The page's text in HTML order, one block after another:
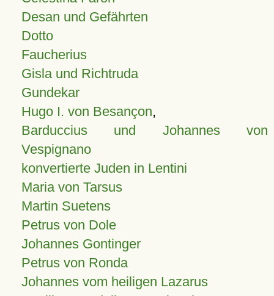
Desan und Gefährten
Dotto
Faucherius
Gisla und Richtruda
Gundekar
Hugo I. von Besançon,
Barduccius und Johannes von
Vespignano
konvertierte Juden in Lentini
Maria von Tarsus
Martin Suetens
Petrus von Dole
Johannes Gontinger
Petrus von Ronda
Johannes vom heiligen Lazarus